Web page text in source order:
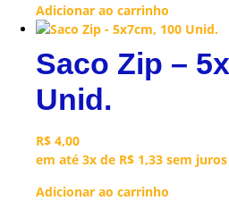
Adicionar ao carrinho
Saco Zip –
Unid.
R$ 4,00
em até 3x de R$ 1,33 sem juros
Adicionar ao carrinho